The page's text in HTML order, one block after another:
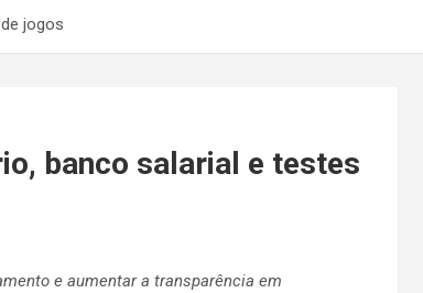
jogos
banco salarial e testes
e aumentar a transparência em